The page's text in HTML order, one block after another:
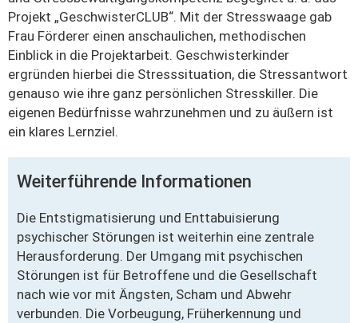
Projekt „GeschwisterCLUB“. Mit der Stresswaage gab
Frau Förderer einen anschaulichen, methodischen
Einblick in die Projektarbeit. Geschwisterkinder
ergründen hierbei die Stresssituation, die Stressantwort
genauso wie ihre ganz persönlichen Stresskiller. Die
eigenen Bedürfnisse wahrzunehmen und zu äußern ist
ein klares Lernziel.
Weiterführende Informationen
Die Entstigmatisierung und Enttabuisierung
psychischer Störungen ist weiterhin eine zentrale
Herausforderung. Der Umgang mit psychischen
Störungen ist für Betroffene und die Gesellschaft
nach wie vor mit Ängsten, Scham und Abwehr
verbunden. Die Vorbeugung, Früherkennung und